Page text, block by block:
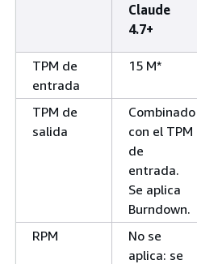
Claude
4.7+
TPM de
entrada
15 M*
TPM de
salida
Combinado
con el TPM
de
entrada.
Se aplica
Burndown.
RPM
No se
aplica: se